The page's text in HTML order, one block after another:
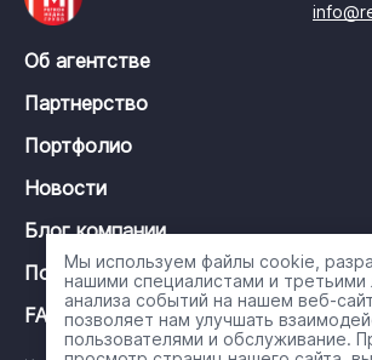
Об агентстве
Партнерство
Портфолио
Новости
Блог компании
Политика конфиденциальности
FAQ
Мы используем файлы cookie,
нашими специалистами и третьими
анализа событий на нашем веб-
позволяет нам улучшать
пользователями и обслуживание.